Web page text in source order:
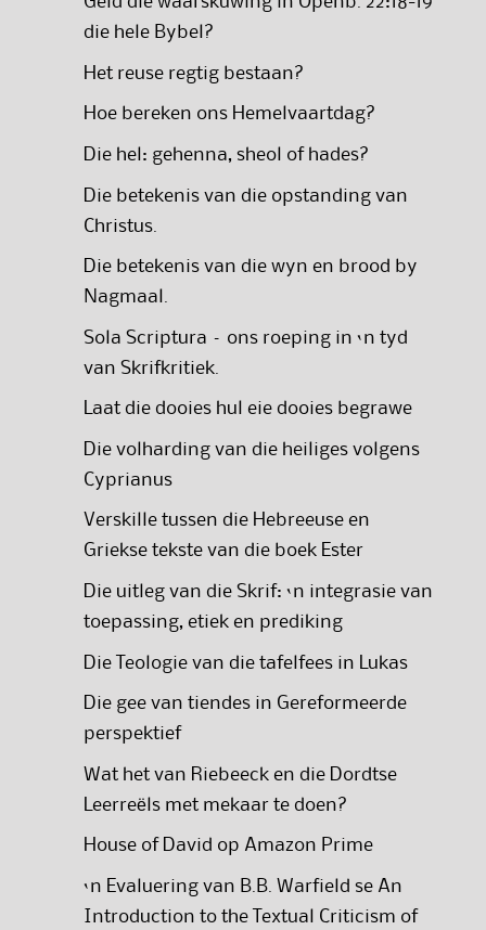
die hele Bybel?
Het reuse regtig bestaan?
Hoe bereken ons Hemelvaartdag?
Die hel: gehenna, sheol of hades?
Die betekenis van die opstanding van
Christus.
Die betekenis van die wyn en brood by
Nagmaal.
Sola Scriptura – ons roeping in ‘n tyd
van Skrifkritiek.
Laat die dooies hul eie dooies begrawe
Die volharding van die heiliges volgens
Cyprianus
Verskille tussen die Hebreeuse en
Griekse tekste van die boek Ester
Die uitleg van die Skrif: ‘n integrasie van
toepassing, etiek en prediking
Die Teologie van die tafelfees in Lukas
Die gee van tiendes in Gereformeerde
perspektief
Wat het van Riebeeck en die Dordtse
Leerreëls met mekaar te doen?
House of David op Amazon Prime
‘n Evaluering van B.B. Warfield se An
Introduction to the Textual Criticism of